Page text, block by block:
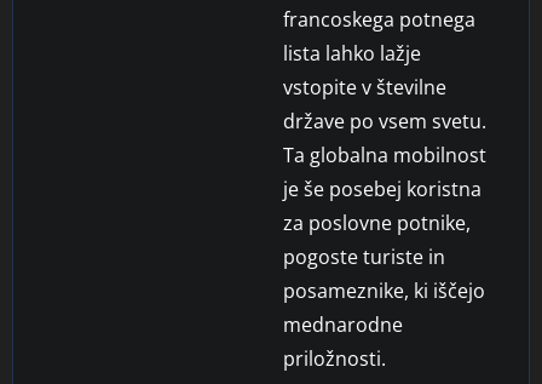
francoskega potnega
lista lahko lažje
vstopite v številne
države po vsem svetu.
Ta globalna mobilnost
je še posebej koristna
za poslovne potnike,
pogoste turiste in
posameznike, ki iščejo
mednarodne
priložnosti.